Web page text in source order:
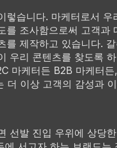
렇습니다. 마케터로서
를 조사함으로써 고객과
를 제작하고 있습니다.
우리 콘텐츠를 찾도록
마케터든 B2B 마케터
더 이상 고객의 감성과
선발 진입 우위에 상당